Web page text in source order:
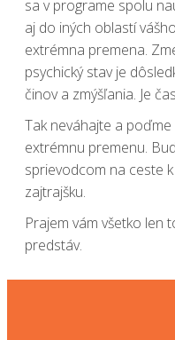
sa v programe spolu
aj do iných oblastí
extrémna premena.
psychický stav je
činov a zmýšľania. Je
Tak neváhajte a
extrémnu premenu.
sprievodcom na ceste
zajtrajšku.
Prajem vám všetko len
predstáv.